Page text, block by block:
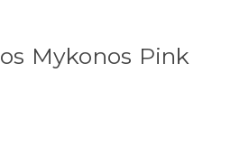
Mykonos Pink